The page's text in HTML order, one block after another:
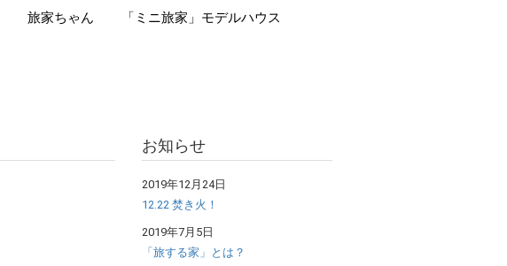
旅家ちゃん
「ミニ旅家」モデルハウス
お知らせ
2019年12月24日
12.22 焚き火！
2019年7月5日
「旅する家」とは？